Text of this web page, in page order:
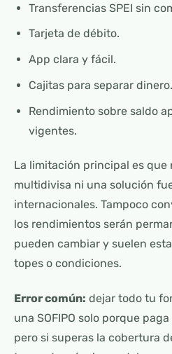
Transferencias SPEI sin
Tarjeta de débito.
App clara y fácil.
Cajitas para separar dinero.
Rendimiento sobre saldo
vigentes.
La limitación principal es que
multidivisa ni una solución
internacionales. Tampoco
los rendimientos serán
pueden cambiar y suelen
topes o condiciones.
Error común: dejar todo tu
una SOFIPO solo porque
pero si superas la cobertura